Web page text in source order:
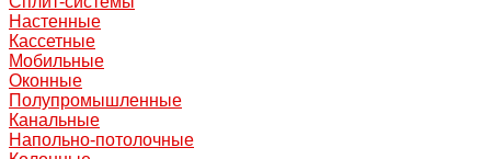
Настенные
Кассетные
Мобильные
Оконные
Полупромышленные
Канальные
Напольно-потолочные